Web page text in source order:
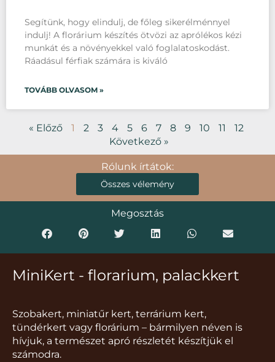
Segítünk, hogy elindulj, de főleg sikerélménnyel
indulj! A florárium készítés ötvözi az aprólékos kézi
munkát és a növényekkel való foglalatoskodást.
Ráadásul férfiak számára is kiváló
TOVÁBB OLVASOM »
« Előző 1 2 3 4 5 6 7 8 9 10 11
12
Következő »
Rólunk írtátok:
Összes vélemény
Megosztás
MiniKert - florarium, palackkert
Szobakert, miniatűr kert, terrárium kert,
tündérkert vagy florárium – bármilyen néven is
hívjuk, a természet apró részletét készítjük el
számodra.